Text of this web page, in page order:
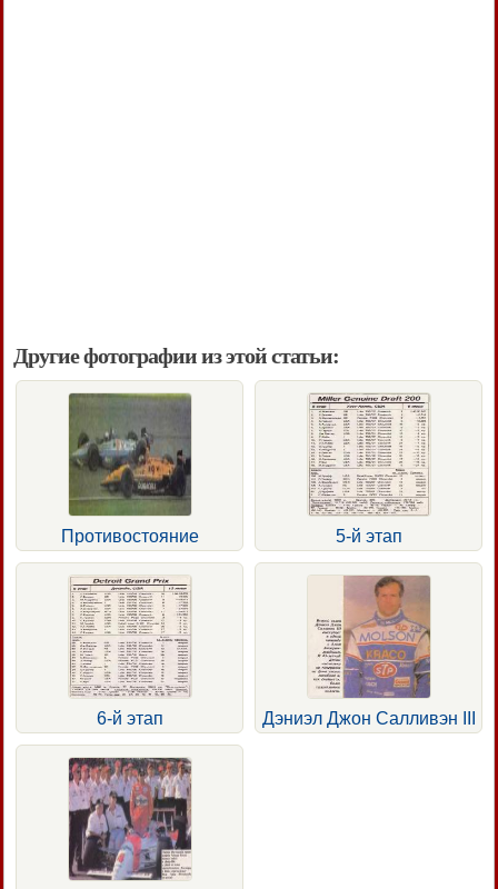
Другие фотографии из этой статьи:
Противостояние 5-й этап
6-й этап Дэниэл Джон Салливэн III